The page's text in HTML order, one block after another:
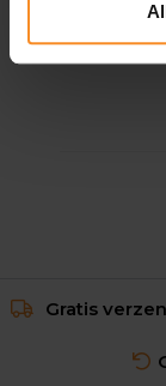
Bee-
Gratis